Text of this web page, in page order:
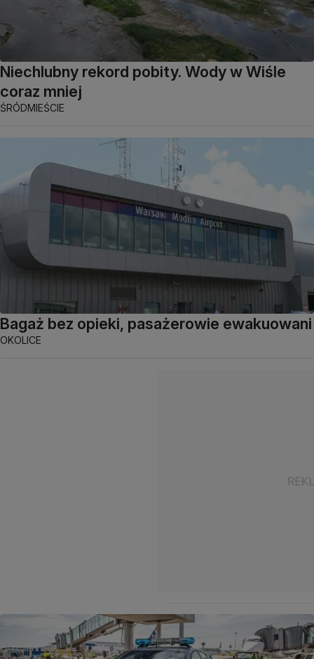
Niechlubny rekord pobity. Wody w Wiśle
coraz mniej
ŚRÓDMIEŚCIE
Bagaż bez opieki, pasażerowie ewakuowani
OKOLICE